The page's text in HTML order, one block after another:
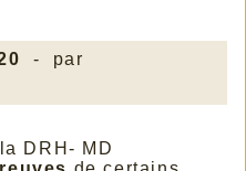
- par
DRH- MD